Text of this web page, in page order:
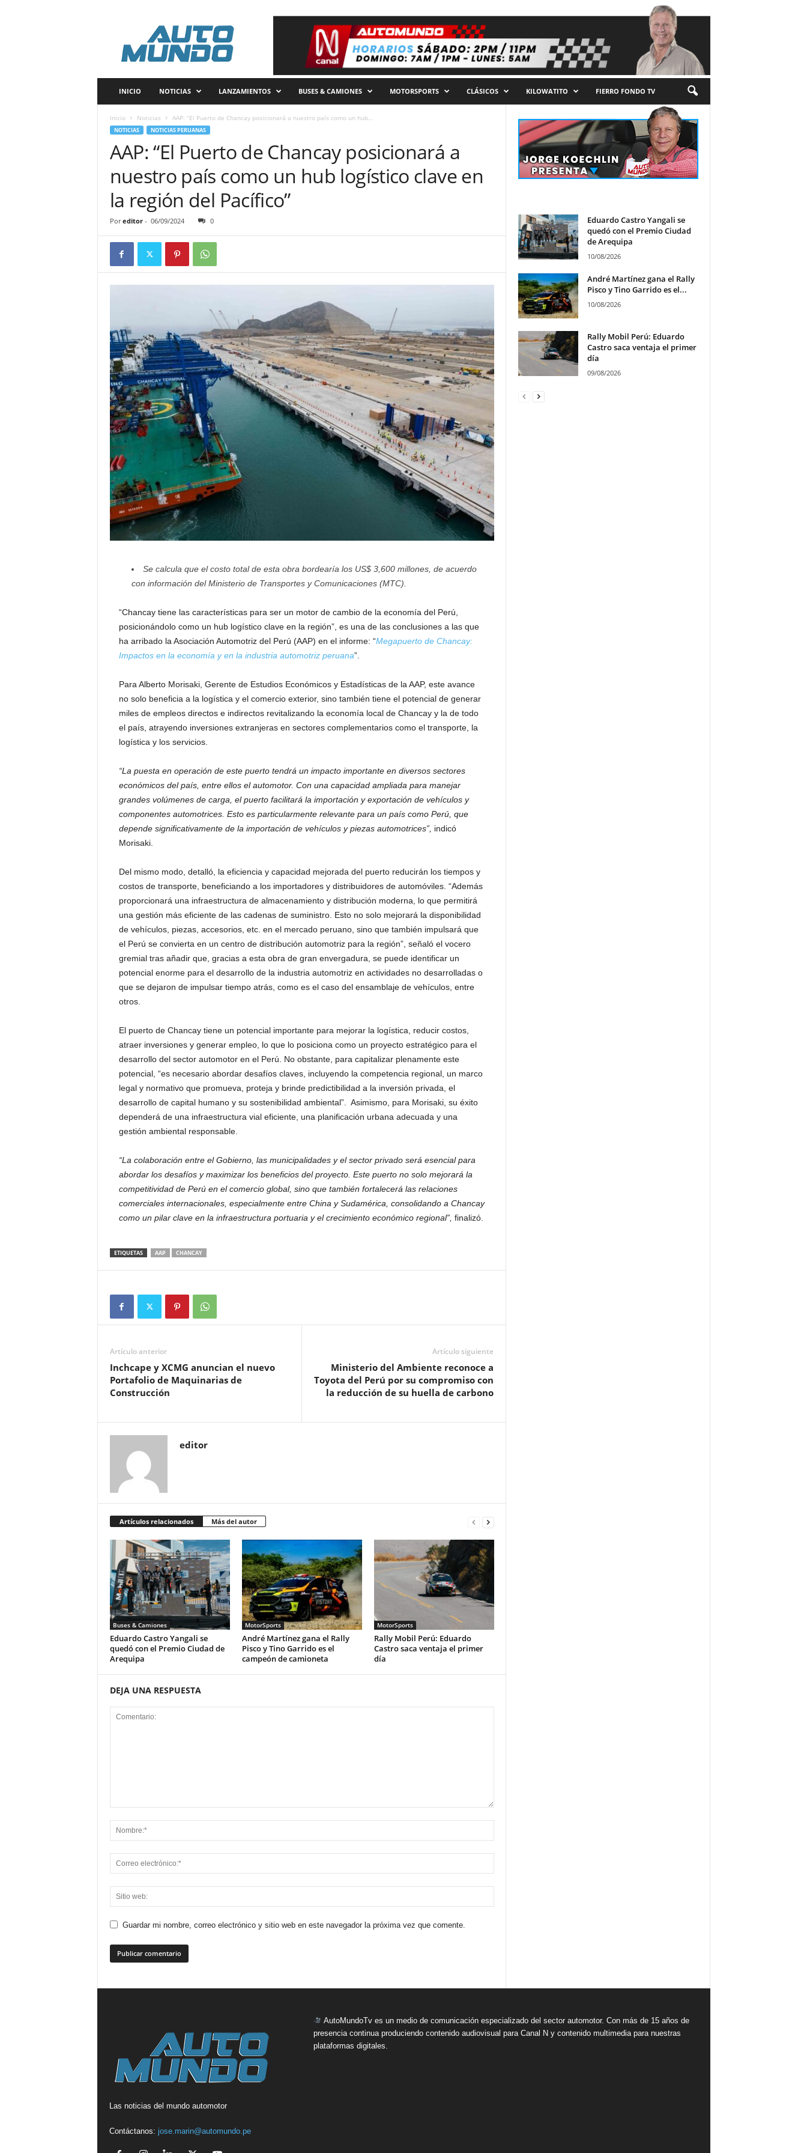
INICIO NOTICIAS LANZAMIENTOS BUSES & CAMIONES MOTORSPORTS CLÁSICOS KILOWATITO FIERRO FONDO TV
Inicio Noticias AAP: “El Puerto de Chancay posicionará a nuestro país como un hub...
NOTICIAS NOTICIAS PERUANAS
AAP: “El Puerto de Chancay posicionará a
nuestro país como un hub logístico clave en
la región del Pacífico”
Por editor- 06/09/2024 0
Se calcula que el costo total de esta obra bordearía los US$ 3,600 millones, de acuerdo
con información del Ministerio de Transportes y Comunicaciones (MTC).
“Chancay tiene las características para ser un motor de cambio de la economía del Perú,
posicionándolo como un hub logístico clave en la región”, es una de las conclusiones a las que
ha arribado la Asociación Automotriz del Perú (AAP) en el informe: “Megapuerto de Chancay:
Impactos en la economía y en la industria automotriz peruana”.
Para Alberto Morisaki, Gerente de Estudios Económicos y Estadísticas de la AAP, este avance
no solo beneficia a la logística y el comercio exterior, sino también tiene el potencial de generar
miles de empleos directos e indirectos revitalizando la economía local de Chancay y la de todo
el país, atrayendo inversiones extranjeras en sectores complementarios como el transporte, la
logística y los servicios.
“La puesta en operación de este puerto tendrá un impacto importante en diversos sectores
económicos del país, entre ellos el automotor. Con una capacidad ampliada para manejar
grandes volúmenes de carga, el puerto facilitará la importación y exportación de vehículos y
componentes automotrices. Esto es particularmente relevante para un país como Perú, que
depende significativamente de la importación de vehículos y piezas automotrices”, indicó
Morisaki.
Del mismo modo, detalló, la eficiencia y capacidad mejorada del puerto reducirán los tiempos y
costos de transporte, beneficiando a los importadores y distribuidores de automóviles. “Además
proporcionará una infraestructura de almacenamiento y distribución moderna, lo que permitirá
una gestión más eficiente de las cadenas de suministro. Esto no solo mejorará la disponibilidad
de vehículos, piezas, accesorios, etc. en el mercado peruano, sino que también impulsará que
el Perú se convierta en un centro de distribución automotriz para la región”, señaló el vocero
gremial tras añadir que, gracias a esta obra de gran envergadura, se puede identificar un
potencial enorme para el desarrollo de la industria automotriz en actividades no desarrolladas o
que se dejaron de impulsar tiempo atrás, como es el caso del ensamblaje de vehículos, entre
otros.
El puerto de Chancay tiene un potencial importante para mejorar la logística, reducir costos,
atraer inversiones y generar empleo, lo que lo posiciona como un proyecto estratégico para el
desarrollo del sector automotor en el Perú. No obstante, para capitalizar plenamente este
potencial, “es necesario abordar desafíos claves, incluyendo la competencia regional, un marco
legal y normativo que promueva, proteja y brinde predictibilidad a la inversión privada, el
desarrollo de capital humano y su sostenibilidad ambiental”. Asimismo, para Morisaki, su éxito
dependerá de una infraestructura vial eficiente, una planificación urbana adecuada y una
gestión ambiental responsable.
“La colaboración entre el Gobierno, las municipalidades y el sector privado será esencial para
abordar los desafíos y maximizar los beneficios del proyecto. Este puerto no solo mejorará la
competitividad de Perú en el comercio global, sino que también fortalecerá las relaciones
comerciales internacionales, especialmente entre China y Sudamérica, consolidando a Chancay
como un pilar clave en la infraestructura portuaria y el crecimiento económico regional”, finalizó.
ETIQUETAS AAP CHANCAY
Artículo anterior
Inchcape y XCMG anuncian el nuevo
Portafolio de Maquinarias de
Construcción
Artículo siguiente
Ministerio del Ambiente reconoce a
Toyota del Perú por su compromiso con
la reducción de su huella de carbono
editor
Artículos relacionados Más del autor
Buses & Camiones
Eduardo Castro Yangali se
quedó con el Premio Ciudad de
Arequipa
MotorSports
André Martínez gana el Rally
Pisco y Tino Garrido es el
campeón de camioneta
MotorSports
Rally Mobil Perú: Eduardo
Castro saca ventaja el primer
día
DEJA UNA RESPUESTA
Guardar mi nombre, correo electrónico y sitio web en este navegador la próxima vez que comente.
Eduardo Castro Yangali se
quedó con el Premio Ciudad
de Arequipa
10/08/2026
André Martínez gana el Rally
Pisco y Tino Garrido es el...
10/08/2026
Rally Mobil Perú: Eduardo
Castro saca ventaja el primer
día
09/08/2026
Las noticias del mundo automotor
Contáctanos: jose.marin@automundo.pe
AutoMundoTv es un medio de comunicación especializado del sector automotor. Con más de 15 años de
presencia continua produciendo contenido audiovisual para Canal N y contenido multimedia para nuestras
plataformas digitales.